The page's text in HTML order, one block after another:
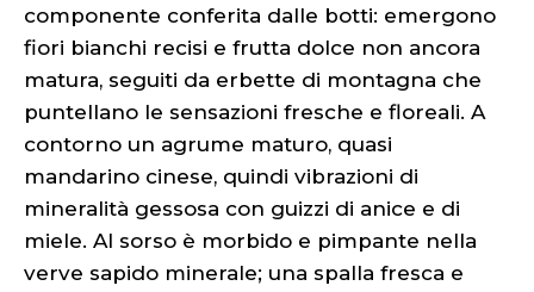
componente conferita dalle botti: emergono
fiori bianchi recisi e frutta dolce non ancora
matura, seguiti da erbette di montagna che
puntellano le sensazioni fresche e floreali. A
contorno un agrume maturo, quasi
mandarino cinese, quindi vibrazioni di
mineralità gessosa con guizzi di anice e di
miele. Al sorso è morbido e pimpante nella
verve sapido minerale; una spalla fresca e